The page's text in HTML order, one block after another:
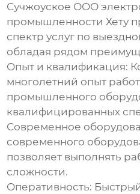
Сучжоуское ООО
промышленностиХету
спектр услуг по
обладая рядом
Опыт и квалификация:
многолетний опыт
промышленного
квалифицированных
Современное
современного
позволяет выполнять
сложности.
Оперативность: